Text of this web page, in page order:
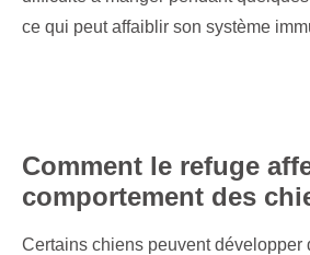
ce qui peut affaiblir son système
Comment le refuge
comportement des
Certains chiens peuvent développer